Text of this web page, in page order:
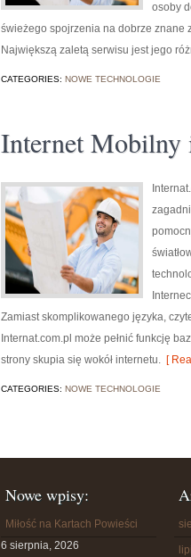
osoby
świeżego spojrzenia na dobrze znane
Największą zaletą serwisu jest jego
CATEGORIES: NOWE TECHNOLOGIE
Internet Mobilny
Zamiast skomplikowanego języka,
Internat.com.pl może pełnić funkcję
strony skupia się wokół internetu. [
CATEGORIES: NOWE TECHNOLOGIE
Nowe wpisy:
Miłość na Kartach Powieści
6 sierpnia, 2026